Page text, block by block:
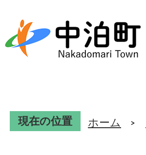
現在の位置 ホーム